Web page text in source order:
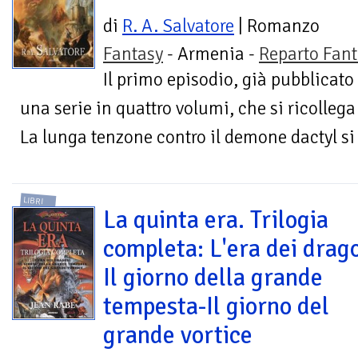
di R. A. Salvatore | Romanzo
Fantasy - Armenia - Reparto
Il primo episodio, già
una serie in quattro volumi, che si
La lunga tenzone contro il demone dactyl
LIBRI
La quinta era. Trilogia
completa: L'era dei
Il giorno della grande
tempesta-Il giorno del
grande vortice